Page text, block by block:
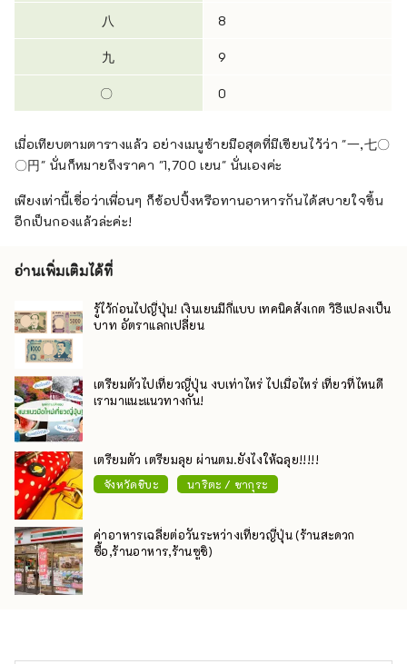
八 8
九 9
〇 0
เมื่อเทียบตามตารางแล้ว อย่างเมนูซ้ายมือสุดที่มีเขียนไว้ว่า "一,七〇
〇円" นั่นก็หมายถึงราคา "1,700 เยน" นั่นเองค่ะ
เพียงเท่านี้เชื่อว่าเพื่อนๆ ก็ช้อปปิ้งหรือทานอาหารกันได้สบายใจขึ้น
อีกเป็นกองแล้วล่ะค่ะ!
อ่านเพิ่มเติมได้ที่
รู้ไว้ก่อนไปญี่ปุ่น! เงินเยนมีกี่แบบ เทคนิคสังเกต วิธีแปลงเป็น
บาท อัตราแลกเปลี่ยน
เตรียมตัวไปเที่ยวญี่ปุ่น งบเท่าไหร่ ไปเมื่อไหร่ เที่ยวที่ไหนดี
เรามาแนะแนวทางกัน!
เตรียมตัว เตรียมลุย ผ่านตม.ยังไงให้ฉลุย!!!!!
จังหวัดชิบะ นาริตะ / ซากุระ
ค่าอาหารเฉลี่ยต่อวันระหว่างเที่ยวญี่ปุ่น (ร้านสะดวก
ซื้อ,ร้านอาหาร,ร้านซูชิ)